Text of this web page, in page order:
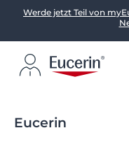
Werde jetzt Teil von
Eucerin